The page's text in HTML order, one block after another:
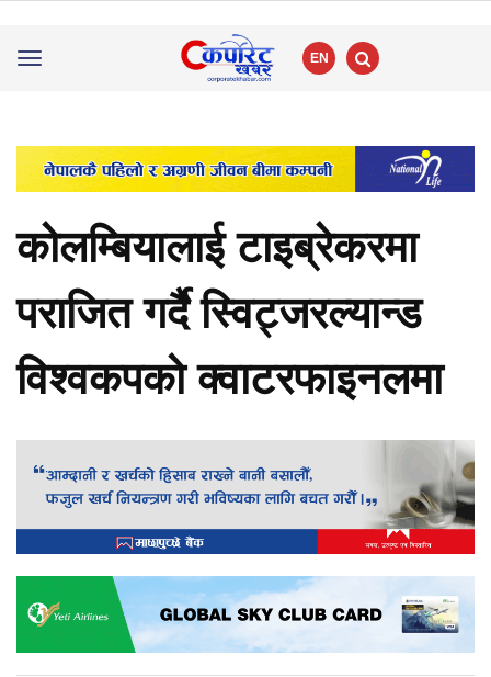
Toggle
EN
कोलम्बियालाई टाइब्रेकरमा
पराजित गर्दै स्विट्जरल्यान्ड
विश्वकपको क्वाटरफाइनलमा